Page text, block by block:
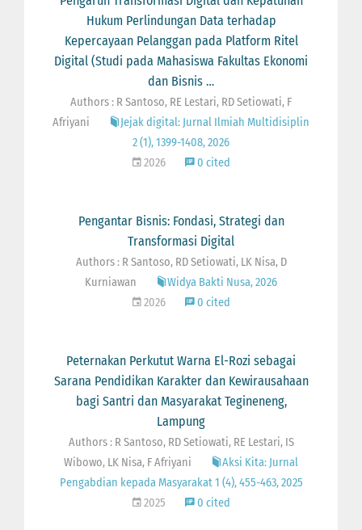
Hukum Perlindungan Data terhadap
Kepercayaan Pelanggan pada Platform Ritel
Digital (Studi pada Mahasiswa Fakultas Ekonomi
dan Bisnis …
Authors : R Santoso, RE Lestari, RD Setiowati, F
Afriyani
Jejak digital: Jurnal Ilmiah Multidisiplin
2 (1), 1399-1408, 2026
2026
0 cited
Pengantar Bisnis: Fondasi, Strategi dan
Transformasi Digital
Authors : R Santoso, RD Setiowati, LK Nisa, D
Kurniawan
Widya Bakti Nusa, 2026
2026
0 cited
Peternakan Perkutut Warna El-Rozi sebagai
Sarana Pendidikan Karakter dan Kewirausahaan
bagi Santri dan Masyarakat Tegineneng,
Lampung
Authors : R Santoso, RD Setiowati, RE Lestari, IS
Wibowo, LK Nisa, F Afriyani
Aksi Kita: Jurnal
Pengabdian kepada Masyarakat 1 (4), 455-463, 2025
2025
0 cited